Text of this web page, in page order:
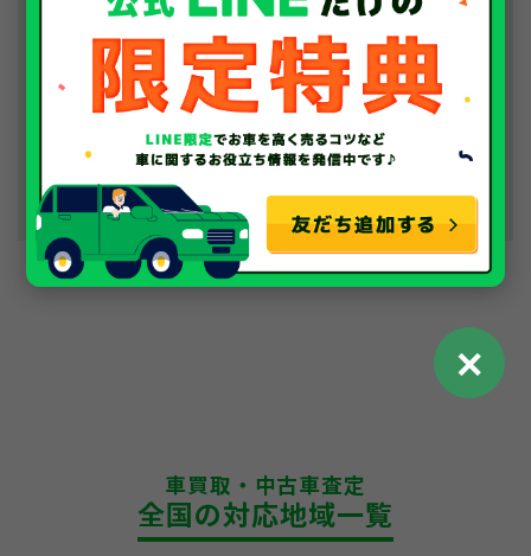
車買取・中古車査定
全国の対応地域一覧
✕